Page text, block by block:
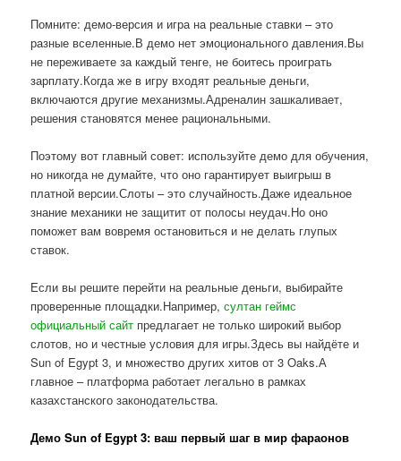
Помните: демо-версия и игра на реальные ставки – это
разные вселенные.В демо нет эмоционального давления.Вы
не переживаете за каждый тенге, не боитесь проиграть
зарплату.Когда же в игру входят реальные деньги,
включаются другие механизмы.Адреналин зашкаливает,
решения становятся менее рациональными.
Поэтому вот главный совет: используйте демо для обучения,
но никогда не думайте, что оно гарантирует выигрыш в
платной версии.Слоты – это случайность.Даже идеальное
знание механики не защитит от полосы неудач.Но оно
поможет вам вовремя остановиться и не делать глупых
ставок.
Если вы решите перейти на реальные деньги, выбирайте
проверенные площадки.Например,султан геймс
официальный сайт предлагает не только широкий выбор
слотов, но и честные условия для игры.Здесь вы найдёте и
Sun of Egypt 3, и множество других хитов от 3 Oaks.А
главное – платформа работает легально в рамках
казахстанского законодательства.
Демо Sun of Egypt 3: ваш первый шаг в мир фараонов